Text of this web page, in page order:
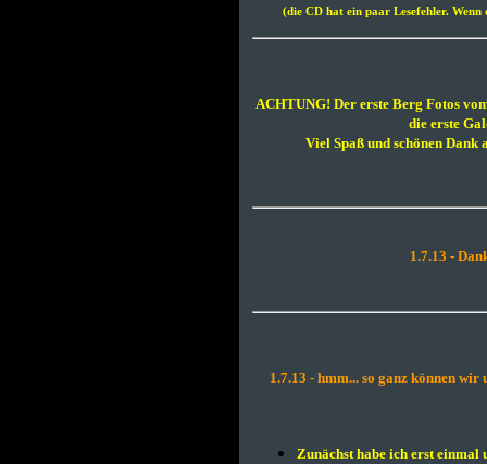
(die CD hat ein paar Lesefehler.
ACHTUNG! Der erste Berg Fotos
die erste
Viel Spaß und schönen
1.7.13 -
1.7.13 - hmm... so ganz können
Zunächst habe ich erst einmal